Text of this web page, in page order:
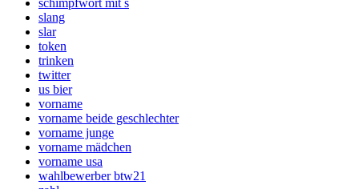
schimpfwort mit s
slang
slar
token
trinken
twitter
us bier
vorname
vorname beide geschlechter
vorname junge
vorname mädchen
vorname usa
wahlbewerber btw21